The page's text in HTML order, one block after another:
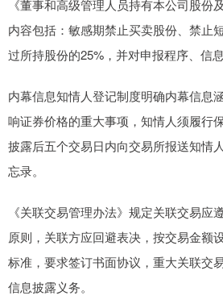
《董事和高级管理人员持有本公司股份
内容包括：敏感期禁止买卖股份、禁止
过所持股份的25%，并对申报程序、信
内幕信息知情人登记制度明确内幕信息
响证券价格的重大事项，知情人须履行
披露后五个交易日内向交易所报送知情
忘录。
《关联交易管理办法》规定关联交易应
原则，关联方应回避表决，按交易金额
标准，要求签订书面协议，重大关联交
信息披露义务。